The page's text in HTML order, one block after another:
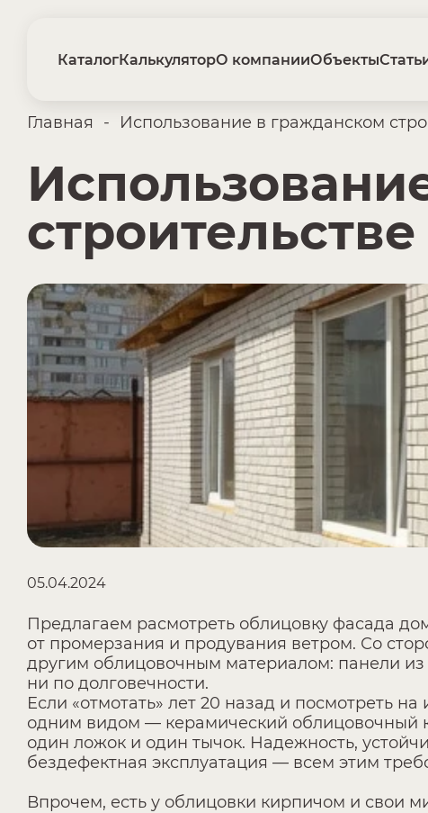
КаталогКалькуляторО компанииОбъекты
Главная - Использование в гражданском
строительстве
05.04.2024
Предлагаем расмотреть облицовку фасада
от промерзания и продувания ветром. Со
другим облицовочным материалом: панели из
ни по долговечности.
Если «отмотать» лет 20 назад и посмотреть
одним видом — керамический облицовочный
один ложок и один тычок. Надежность,
бездефектная эксплуатация — всем этим
Впрочем, есть у облицовки кирпичом и свои